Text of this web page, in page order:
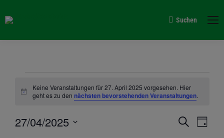
Search:
Suchen
Veranstaltungen
Hinweis
Keine Veranstaltungen für 27. April 2025 vorgesehen. Hier
geht es zu den nächsten bevorstehenden Veranstaltungen.
Suche
Tag
27/04/2025